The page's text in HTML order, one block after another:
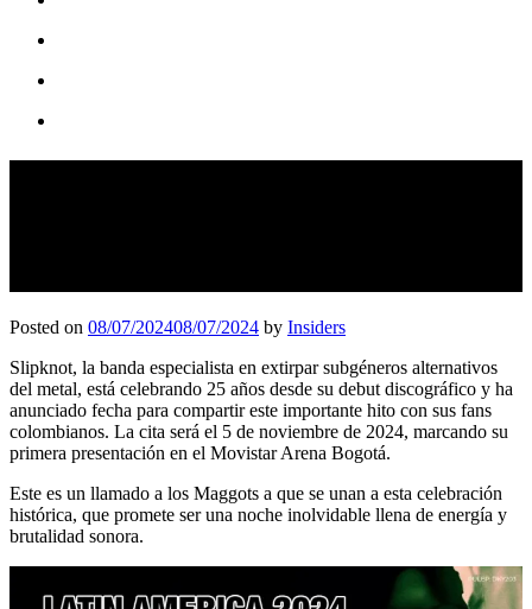
Posted on 08/07/202408/07/2024 by Insiders
Slipknot, la banda especialista en extirpar subgéneros alternativos
del metal, está celebrando 25 años desde su debut discográfico y ha
anunciado fecha para compartir este importante hito con sus fans
colombianos. La cita será el 5 de noviembre de 2024, marcando su
primera presentación en el Movistar Arena Bogotá.
Este es un llamado a los Maggots a que se unan a esta celebración
histórica, que promete ser una noche inolvidable llena de energía y
brutalidad sonora.